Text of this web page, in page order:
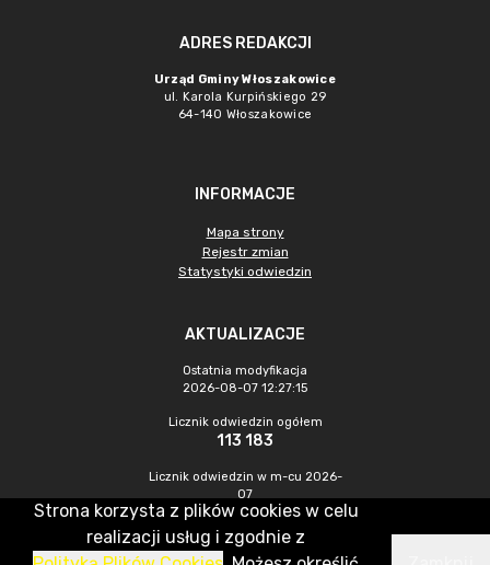
ADRES REDAKCJI
Urząd Gminy Włoszakowice
ul. Karola Kurpińskiego 29
64-140 Włoszakowice
INFORMACJE
Mapa strony
Rejestr zmian
Statystyki odwiedzin
AKTUALIZACJE
Ostatnia modyfikacja
2026-08-07 12:27:15
Licznik odwiedzin ogółem
113 183
Licznik odwiedzin w m-cu 2026-
07
513
CMS & Hosting: Nefeni Sp. z o.o.
Strona korzysta z plików cookies w celu
realizacji usług i zgodnie z